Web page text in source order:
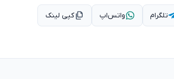
تلگرام واتس‌اپ کپی لینک